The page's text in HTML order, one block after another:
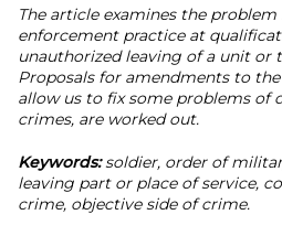
The article examines the problem
enforcement practice at
unauthorized leaving of a unit or
Proposals for amendments to
allow us to fix some problems of
crimes, are worked out.
Keywords:soldier, order of
leaving part or place of service,
crime, objective side of crime.